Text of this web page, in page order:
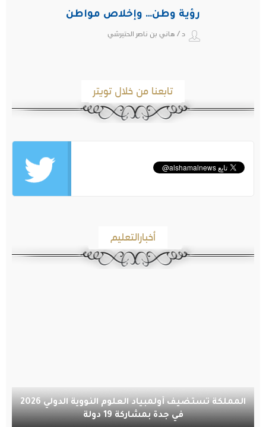
رؤية وطن… وإخلاص مواطن
د / هاني بن ناصر الحتيرشي
تابعنا من خلال تويتر
أخبارالتعليم
المملكة تستضيف أولمبياد العلوم النووية الدولي 2026
في جدة بمشاركة 19 دولة